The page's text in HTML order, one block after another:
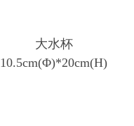
大水杯
10.5cm(Φ)*20cm(H)